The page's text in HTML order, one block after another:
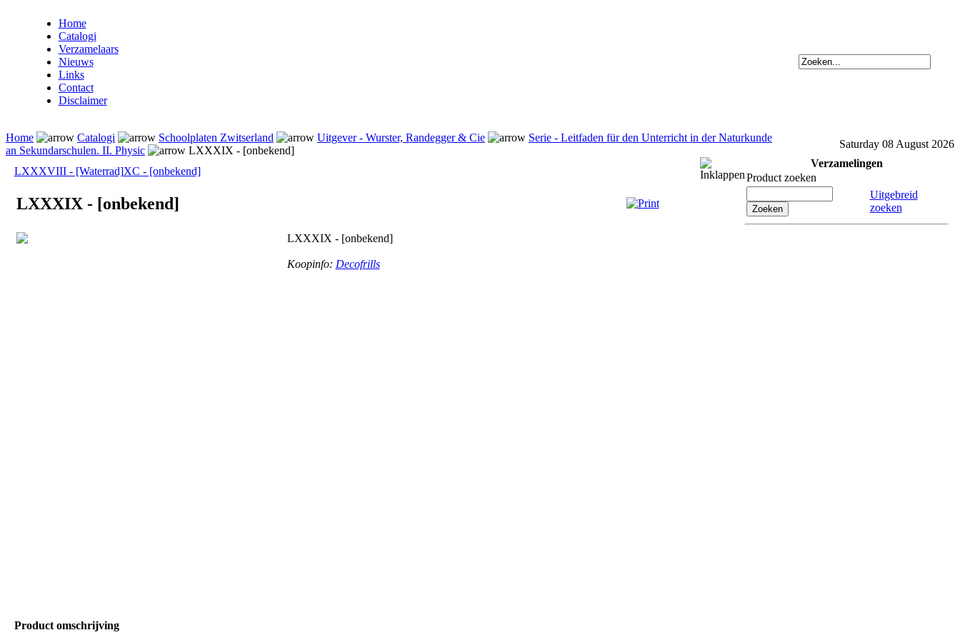
Home
Catalogi
Verzamelaars
Nieuws
Links
Contact
Disclaimer
Home Catalogi Schoolplaten Zwitserland Uitgever - Wurster, Randegger & Cie
Serie - Leitfaden für den Unterricht in der Naturkunde
an Sekundarschulen. II. Physic
LXXXIX - [onbekend]
Saturday 08 August 2026
LXXXVIII - [Waterrad]XC - [onbekend]
LXXXIX - [onbekend]
LXXXIX - [onbekend]
Koopinfo: Decofrills
Product omschrijving
Verzamelingen
Product zoeken
Uitgebreid
zoeken